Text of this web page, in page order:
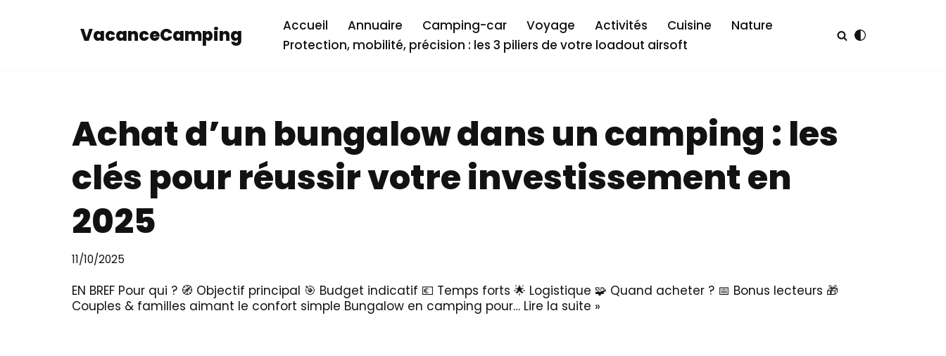
VacanceCamping Accueil Annuaire Camping-car Voyage Activités Cuisine
Nature
Protection, mobilité, précision : les 3 piliers de votre loadout airsoft
Achat d’un bungalow dans un camping : les
clés pour réussir votre investissement en
2025
11/10/2025
EN BREF Pour qui ? 🧭 Objectif principal 🎯 Budget indicatif 💶 Temps forts 🌟 Logistique 🧩 Quand acheter ? 📅 Bonus lecteurs 🎁
Couples & familles aimant le confort simple Bungalow en camping pour… Lire la suite »